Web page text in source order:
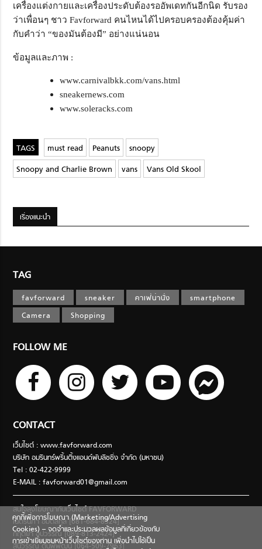
เครื่องแต่งกายและเครื่องประดับต้องรออัพเดทกันอีกนิด รับรอง
ว่าเพื่อนๆ ชาว Favforward คนไหนได้ไปครอบครองต้องคุ้มค่า
กับคำว่า “ของมันต้องมี” อย่างแน่นอน
ข้อมูลและภาพ :
www.carnivalbkk.com/vans.html
sneakernews.com
www.soleracks.com
must read Peanuts
snoopy
Snoopy and Charlie Brown
vans Vans Old Skool
เรื่องแนะนำ
TAG
favforward sneaker คาเฟ่น่านั่ง
smartphone
Camera
Shopping
FOLLOW ME
CONTACT
เว็บไซต์ : www.favforward.com
บริษัท อมรินทร์พริ้นติ้งแอนด์พับลิชชิ่ง จำกัด (มหาชน)
Tel : 02-422-9999
E-MAIL :favforward01@gmail.com
สนใจลงโฆษณากับเว็บไซต์ FAVFORWARD
เนตรนภา อมตสกุล [081-684-8324]
กฤตยา อุปวรรณ [089-813-2424]
คุกกี้เพื่อการโฆษณา (Marketing/Advertising
Cookies) – จดจำและประมวลผลข้อมูลที่เกี่ยวข้องกับ
การเข้าเยี่ยมชมหน้าเว็บไซต์ของท่าน เพื่อนำไปใช้เป็น